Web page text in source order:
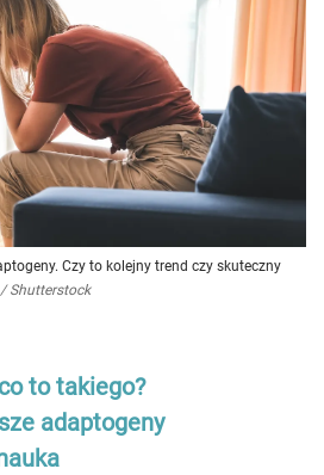
Czy to kolejny trend czy skuteczny
/ Shutterstock
to takiego?
adaptogeny